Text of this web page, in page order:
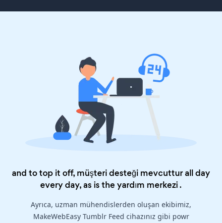
and to top it off, müşteri desteği mevcuttur all day
every day, as is theyardım merkezi.
Ayrıca, uzman mühendislerden oluşan ekibimiz,
MakeWebEasy Tumblr Feed cihazınız gibi powr